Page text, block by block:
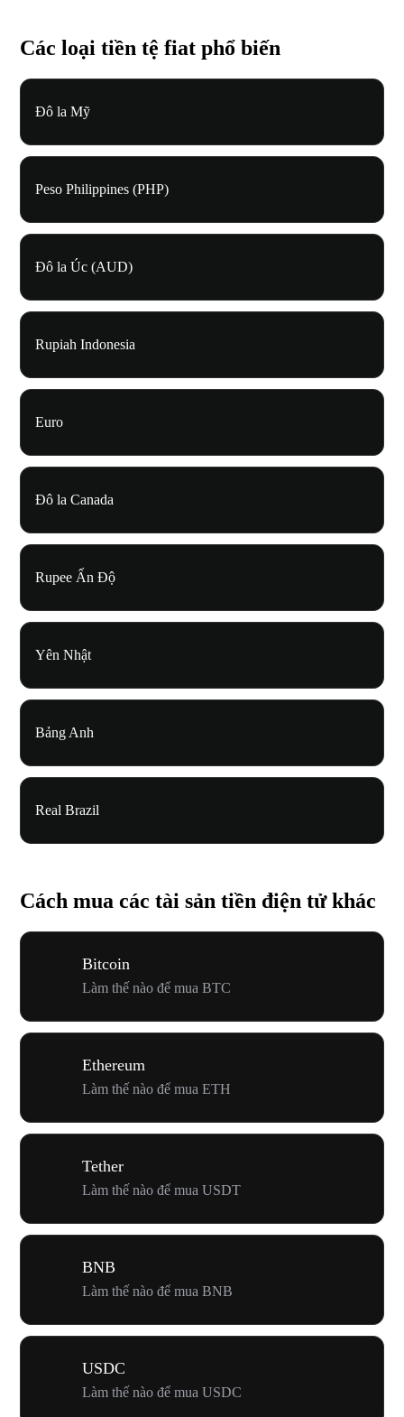
Các loại tiền tệ fiat phổ biến
Đô la Mỹ
Peso Philippines (PHP)
Đô la Úc (AUD)
Rupiah Indonesia
Euro
Đô la Canada
Rupee Ấn Độ
Yên Nhật
Bảng Anh
Real Brazil
Cách mua các tài sản tiền điện tử khác
Bitcoin
Làm thế nào để mua BTC
Ethereum
Làm thế nào để mua ETH
Tether
Làm thế nào để mua USDT
BNB
Làm thế nào để mua BNB
USDC
Làm thế nào để mua USDC